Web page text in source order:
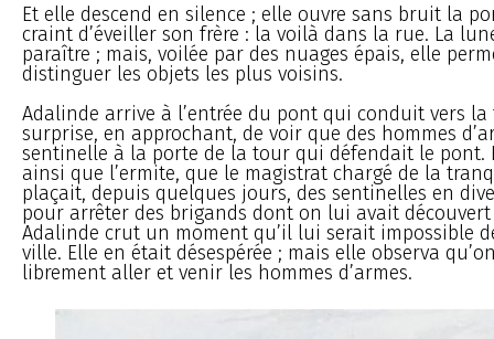
Et elle descend en silence ; elle ouvre sans bruit la
craint d’éveiller son frère : la voilà dans la rue. La
paraître ; mais, voilée par des nuages épais, elle
distinguer les objets les plus voisins.
Adalinde arrive à l’entrée du pont qui conduit vers la
surprise, en approchant, de voir que des hommes
sentinelle à la porte de la tour qui défendait le pont.
ainsi que l’ermite, que le magistrat chargé de la
plaçait, depuis quelques jours, des sentinelles en
pour arrêter des brigands dont on lui avait découvert
Adalinde crut un moment qu’il lui serait impossible
ville. Elle en était désespérée ; mais elle observa
librement aller et venir les hommes d’armes.